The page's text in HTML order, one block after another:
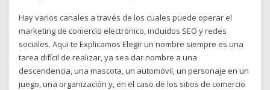
Hay varios canales a través de los cuales puede operar el
marketing de comercio electrónico, incluidos SEO y redes
sociales. Aqui te Explicamos Elegir un nombre siempre es una
tarea difícil de realizar, ya sea dar nombre a una
descendencia, una mascota, un automóvil, un personaje en un
juego, una organización y, en el caso de los sitios de comercio